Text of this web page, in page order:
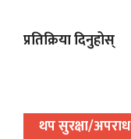
प्रतिक्रिया दिनुहोस्
थप सुरक्षा/अपराध